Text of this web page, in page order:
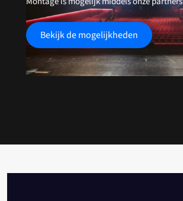
Bekijk de mogelijkheden